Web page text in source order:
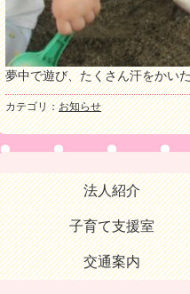
夢中で遊び、たくさん汗をかい
カテゴリ：お知らせ
法人紹介
子育て支援室
交通案内